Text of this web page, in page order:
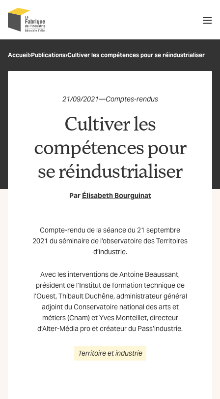
Recherche
Accueil›Publications›Cultiver les compétences pour se réindustrialiser
21/09/2021—Comptes-rendus
Cultiver les
compétences pour
se réindustrialiser
Par Élisabeth Bourguinat
Compte-rendu de la séance du 21 septembre
2021 du séminaire de l’observatoire des Territoires
d’industrie.
Avec les interventions de Antoine Beaussant,
président de l’Institut de formation technique de
l’Ouest, Thibault Duchêne, administrateur général
adjoint du Conservatoire national des arts et
métiers (Cnam) et Yves Monteillet, directeur
d’Alter-Média pro et créateur du Pass’industrie.
Territoire et industrie